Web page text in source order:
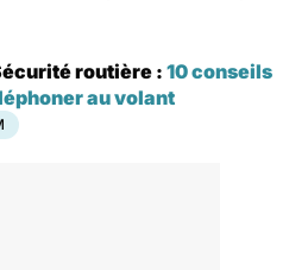
routière : 10 conseils
au volant